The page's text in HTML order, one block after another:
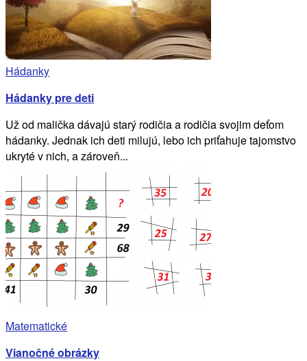
Hádanky
Hádanky pre deti
Už od malička dávajú starý rodičia a rodičia svojim deťom
hádanky. Jednak ich deti milujú, lebo ich priťahuje tajomstvo
ukryté v nich, a zároveň...
Matematické
Vianočné obrázky